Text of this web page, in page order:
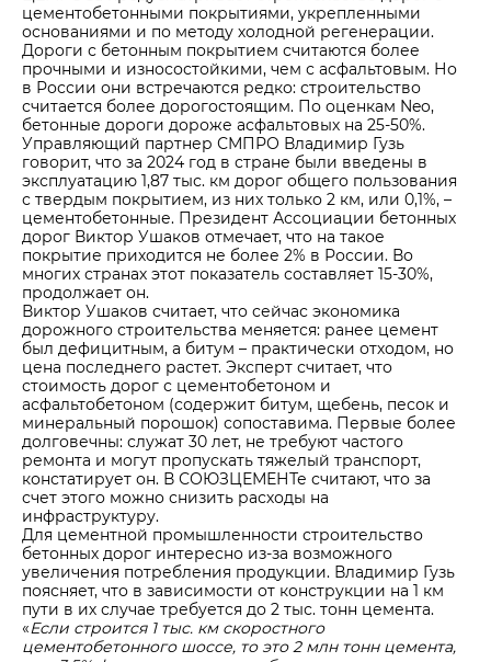
цементобетонными покрытиями, укрепленными
основаниями и по методу холодной регенерации.
Дороги с бетонным покрытием считаются более
прочными и износостойкими, чем с асфальтовым. Но
в России они встречаются редко: строительство
считается более дорогостоящим. По оценкам Neo,
бетонные дороги дороже асфальтовых на 25-50%.
Управляющий партнер СМПРО Владимир Гузь
говорит, что за 2024 год в стране были введены в
эксплуатацию 1,87 тыс. км дорог общего пользования
с твердым покрытием, из них только 2 км, или 0,1%, –
цементобетонные. Президент Ассоциации бетонных
дорог Виктор Ушаков отмечает, что на такое
покрытие приходится не более 2% в России. Во
многих странах этот показатель составляет 15-30%,
продолжает он.
Виктор Ушаков считает, что сейчас экономика
дорожного строительства меняется: ранее цемент
был дефицитным, а битум – практически отходом, но
цена последнего растет. Эксперт считает, что
стоимость дорог с цементобетоном и
асфальтобетоном (содержит битум, щебень, песок и
минеральный порошок) сопоставима. Первые более
долговечны: служат 30 лет, не требуют частого
ремонта и могут пропускать тяжелый транспорт,
констатирует он. В СОЮЗЦЕМЕНТе считают, что за
счет этого можно снизить расходы на
инфраструктуру.
Для цементной промышленности строительство
бетонных дорог интересно из-за возможного
увеличения потребления продукции. Владимир Гузь
поясняет, что в зависимости от конструкции на 1 км
пути в их случае требуется до 2 тыс. тонн цемента.
«Если строится 1 тыс. км скоростного
цементобетонного шоссе, то это 2 млн тонн цемента,